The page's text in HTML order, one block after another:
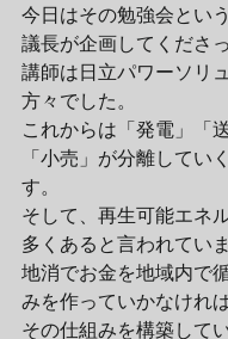
今日はその勉強会とい
議長が企画してくださ
講師は日立パワーソリ
方々でした。
これからは「発電」「
「小売」が分離してい
す。
そして、再生可能エネ
多くあると言われてい
地消でお金を地域内で
みを作っていかなけれ
その仕組みを構築して